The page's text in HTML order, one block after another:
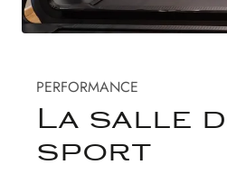
PERFORMANCE
La salle
sport